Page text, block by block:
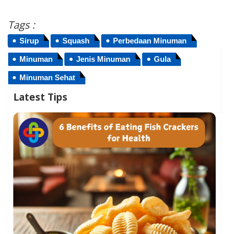
Tags :
Sirup Squash Perbedaan Minuman
Minuman Jenis Minuman Gula
Minuman Sehat
Latest Tips